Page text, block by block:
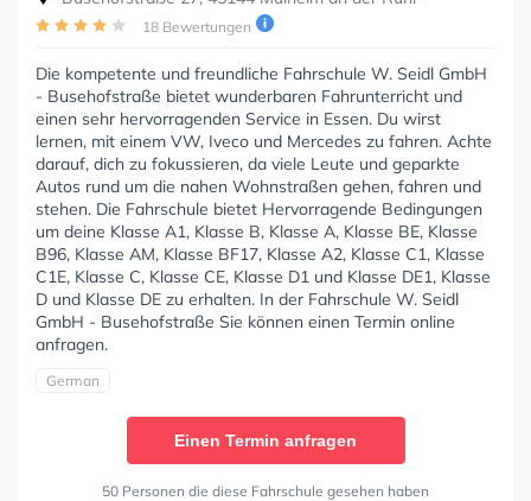
18 Bewertungen
Die kompetente und freundliche Fahrschule W. Seidl GmbH
- Busehofstraße bietet wunderbaren Fahrunterricht und
einen sehr hervorragenden Service in Essen. Du wirst
lernen, mit einem VW, Iveco und Mercedes zu fahren. Achte
darauf, dich zu fokussieren, da viele Leute und geparkte
Autos rund um die nahen Wohnstraßen gehen, fahren und
stehen. Die Fahrschule bietet Hervorragende Bedingungen
um deine Klasse A1, Klasse B, Klasse A, Klasse BE, Klasse
B96, Klasse AM, Klasse BF17, Klasse A2, Klasse C1, Klasse
C1E, Klasse C, Klasse CE, Klasse D1 und Klasse DE1, Klasse
D und Klasse DE zu erhalten. In der Fahrschule W. Seidl
GmbH - Busehofstraße Sie können einen Termin online
anfragen.
German
Einen Termin anfragen
50 Personen die diese Fahrschule gesehen haben